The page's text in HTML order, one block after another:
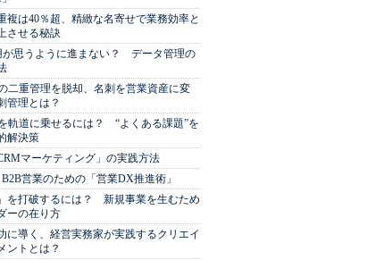
複は40％超、精緻な名寄せで業務効率と
させる秘訣
が思うように進まない？ データ管理の
二重管理を脱却、名刺を営業資産に変
管理とは？
軌道に乗せるには？ “よくある課題”を
解決策
マーケティング」の実践方法
営業のための「営業DX推進術」
を打破するには？ 新規事業を生むため
ーの在り方
に導く、経営実務家が実践するクリエイ
ントとは？